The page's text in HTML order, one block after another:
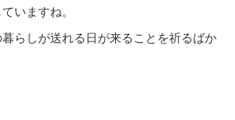
いますね。
らしが送れる日が来ることを祈るばか